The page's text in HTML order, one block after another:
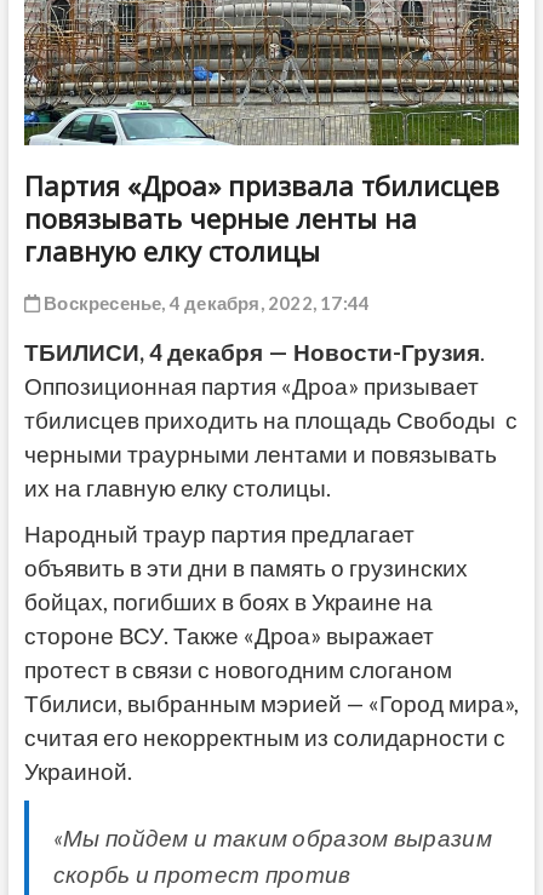
Партия «Дроа» призвала тбилисцев
повязывать черные ленты на
главную елку столицы
Воскресенье, 4 декабря, 2022, 17:44
ТБИЛИСИ, 4 декабря — Новости-Грузия.
Оппозиционная партия «Дроа» призывает
тбилисцев приходить на площадь Свободы с
черными траурными лентами и повязывать
их на главную елку столицы.
Народный траур партия предлагает
объявить в эти дни в память о грузинских
бойцах, погибших в боях в Украине на
стороне ВСУ. Также «Дроа» выражает
протест в связи с новогодним слоганом
Тбилиси, выбранным мэрией — «Город мира»,
считая его некорректным из солидарности с
Украиной.
«Мы пойдем и таким образом выразим
скорбь и протест против